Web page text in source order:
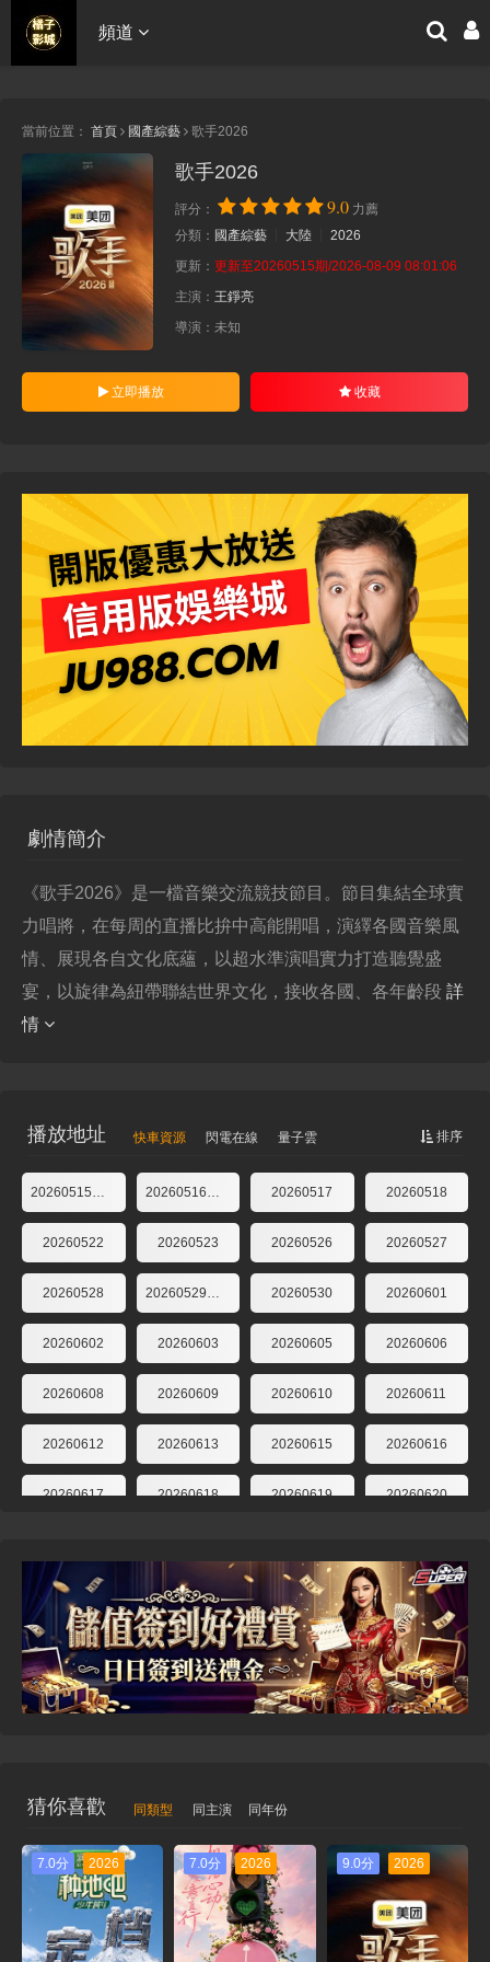
頻道
當前位置： 首頁 國產綜藝 歌手2026
歌手2026
評分： 9.0 力薦
分類： 國產綜藝 大陸
2026
更新： 更新至20260515期/2026-08-09 08:01:06
主演： 王錚亮
導演： 未知
立即播放 收藏
劇情簡介
《歌手2026》是一檔音樂交流競技節目。節目集結全球實
力唱將，在每周的直播比拚中高能開唱，演繹各國音樂風
情、展現各自文化底蘊，以超水準演唱實力打造聽覺盛
宴，以旋律為紐帶聯結世界文化，接收各國、各年齡段 詳
情
排序
播放地址 快車資源 閃電在線 量子雲
20260517 20260518
20260522 20260523 20260526 20260527
20260528 20260530 20260601
20260602 20260603 20260605 20260606
20260608 20260609 20260610 20260611
20260612 20260613 20260615 20260616
20260617 20260618 20260619 20260620
20260626 20260627 20260629 20260630
20260701 20260702 20260703第7期 20260703 豎屏直拍
20260704純享版第7期 20260704加更版第7期率 20260705企劃第2期 20260706第13期直拍
20260711加更版第8期
20260715後花園第8期 20260716超前營業第11期 20260718純享版第9期 20260718加更版第9期
20260720直拍第17期 20260721直拍
20260724第10期 20260725加更版第10期 20260728直拍REACTION第20期
猜你喜歡 同類型 同主演 同年份
7.0分 2026 7.0分 2026 9.0分 2026